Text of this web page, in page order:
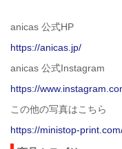
anicas 公式HP
https://anicas.jp/
anicas 公式Instagram
https://
この他の写真はこちら
https://ministop-